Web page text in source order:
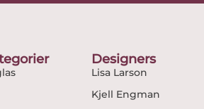
Designers
Lisa Larson
Kjell Engman